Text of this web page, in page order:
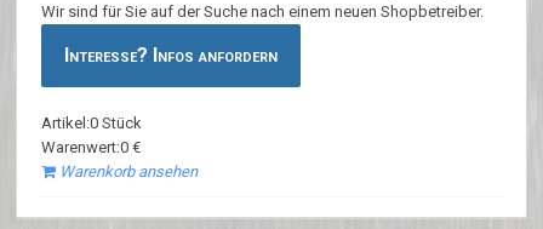
Wir sind für Sie auf der Suche nach einem neuen Shopbetreiber.
Interesse? Infos anfordern
Artikel:0 Stück
Warenwert:0 €
Warenkorb ansehen